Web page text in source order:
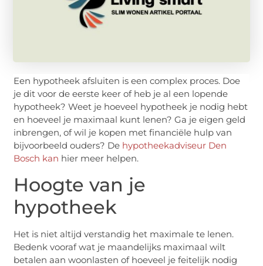
Een hypotheek afsluiten is een complex proces. Doe
je dit voor de eerste keer of heb je al een lopende
hypotheek? Weet je hoeveel hypotheek je nodig hebt
en hoeveel je maximaal kunt lenen? Ga je eigen geld
inbrengen, of wil je kopen met financiële hulp van
bijvoorbeeld ouders? De hypotheekadviseur Den
Bosch kan hier meer helpen.
Hoogte van je
hypotheek
Het is niet altijd verstandig het maximale te lenen.
Bedenk vooraf wat je maandelijks maximaal wilt
betalen aan woonlasten of hoeveel je feitelijk nodig